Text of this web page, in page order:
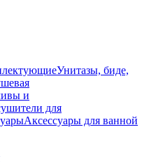
Унитазы, биде,
и
для
Аксессуары для ванной